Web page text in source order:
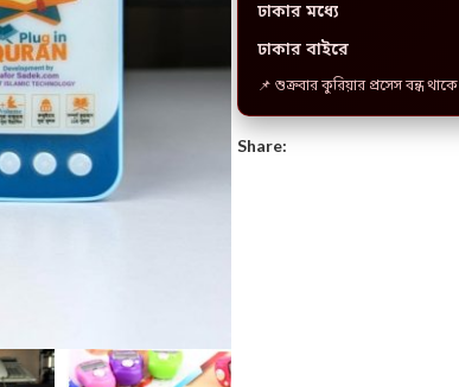
ঢাকার মধ্যে
ঢাকার বাইরে
📌 শুক্রবার কুরিয়ার প্রসেস বন্ধ থাকে
Share: